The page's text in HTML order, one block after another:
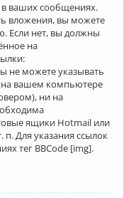
ваших сообщениях.
вложения, вы можете
Если нет, вы должны
на
не можете указывать
на вашем компьютере
ни на
ящики Hotmail или
Для указания ссылок
тег BBCode [img].